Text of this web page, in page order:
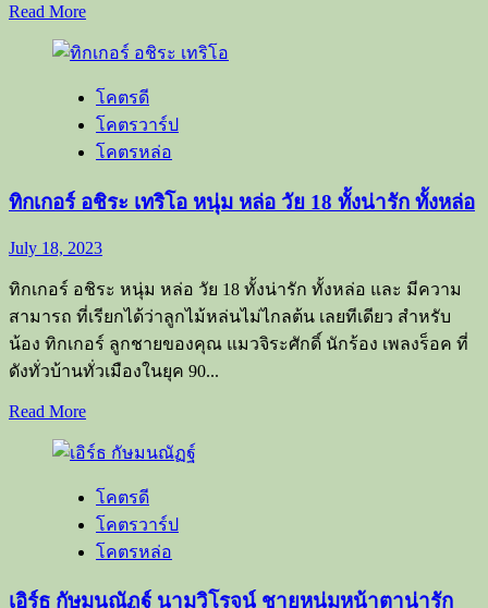
Read MoreRead
about
ธัช
ชัย
หนุ่ม
น้า
18
หล่อ
น่า
รัก
ดี
มี
โคตรดี
โคตรวาร์ป
โคตรหล่อ
ทิกเกอร์ อชิระ เทริโอ หนุ่ม หล่อ วัย 18 ทั้งน่ารัก ทั้งหล่อ
July 18, 2023
ทิกเกอร์ อชิระ หนุ่ม หล่อ วัย 18 ทั้งน่ารัก ทั้งหล่อ และ มีความ
สามารถ ที่เรียกได้ว่าลูกไม้หล่นไม่ไกลต้น เลยทีเดียว สำหรับ
น้อง ทิกเกอร์ ลูกชายของคุณ แมวจิระศักดิ์ นักร้อง เพลงร็อค ที่
ดังทั่วบ้านทั่วเมืองในยุค​ 90​...
Read MoreRead
about
เกอร์
อชิร
โคตรดี
โคตรวาร์ป
โคตรหล่อ
เอิร์ธ กัษมนณัฏฐ์ นามวิโรจน์ ชายหนุ่มหน้าตาน่ารัก